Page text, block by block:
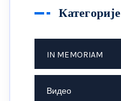
Категорије
IN MEMORIAM
Видео